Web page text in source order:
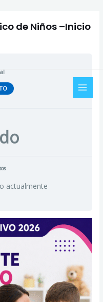
de Niños –Inicio
actualmente